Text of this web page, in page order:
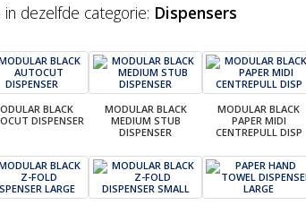
dezelfde categorie: Dispensers
BLACK
DISPENSER
MODULAR BLACK
MEDIUM STUB
DISPENSER
MODULAR BLACK
PAPER MIDI
CENTREPULL DISP